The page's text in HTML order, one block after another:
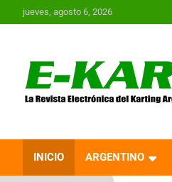
Saltar
al
jueves, agosto 6, 2026
Revista
INICIO ARGENTINO